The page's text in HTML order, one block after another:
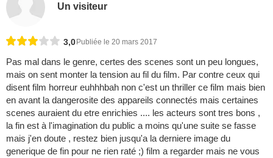
Un visiteur
3,0 Publiée le 20 mars 2017
Pas mal dans le genre, certes des scenes sont un peu longues,
mais on sent monter la tension au fil du film. Par contre ceux qui
disent film horreur euhhhbah non c'est un thriller ce film mais bien
en avant la dangerosite des appareils connectés mais certaines
scenes auraient du etre enrichies .... les acteurs sont tres bons ,
la fin est à l'imagination du public a moins qu'une suite se fasse
mais j'en doute , restez bien jusqu'a la derniere image du
generique de fin pour ne rien raté ;) film a regarder mais ne vous